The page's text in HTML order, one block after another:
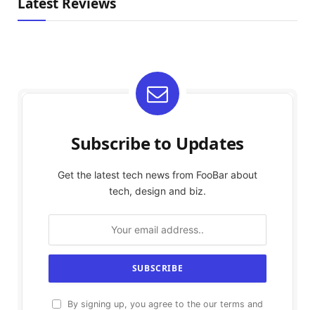
Subscribe to Updates
Get the latest tech news from FooBar about
tech, design and biz.
By signing up, you agree to the our terms and